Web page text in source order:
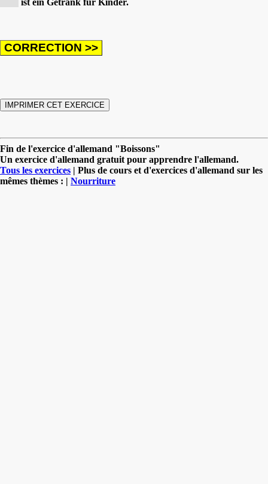
Fin de l'exercice d'allemand "Boissons"
Un exercice d'allemand gratuit pour apprendre l'allemand.
Tous les exercices | Plus de cours et d'exercices d'allemand sur les
mêmes thèmes : | Nourriture